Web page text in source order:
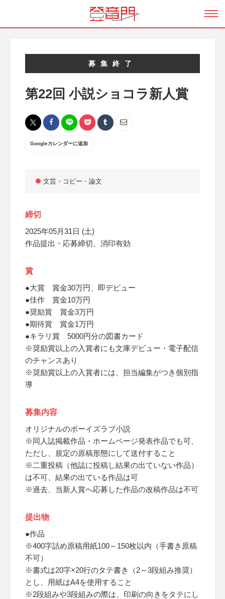
募集終了
第22回 小説ショコラ新人賞
Googleカレンダーに追加
文芸・コピー・論文
締切
2025年05月31日 (土)
作品提出・応募締切、消印有効
賞
●大賞 賞金30万円、即デビュー
●佳作 賞金10万円
●奨励賞 賞金3万円
●期待賞 賞金1万円
●キラリ賞 5000円分の図書カード
※奨励賞以上の入賞者にも文庫デビュー・電子配信
のチャンスあり
※奨励賞以上の入賞者には、担当編集がつき個別指
導
募集内容
オリジナルのボーイズラブ小説
※同人誌掲載作品・ホームページ発表作品でも可、
ただし、規定の原稿形態にして送付すること
※二重投稿（他誌に投稿し結果の出ていない作品）
は不可、結果の出ている作品は可
※過去、当新人賞へ応募した作品の改稿作品は不可
提出物
●作品
※400字詰め原稿用紙100～150枚以内（手書き原稿
不可）
※書式は20字×20行のタテ書き（2～3段組み推奨）
とし、用紙はA4を使用すること
※2段組みや3段組みの際は、印刷の向きをタテにし